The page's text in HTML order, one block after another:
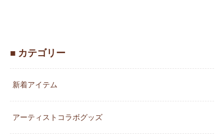
■ カテゴリー
新着アイテム
アーティストコラボグッズ